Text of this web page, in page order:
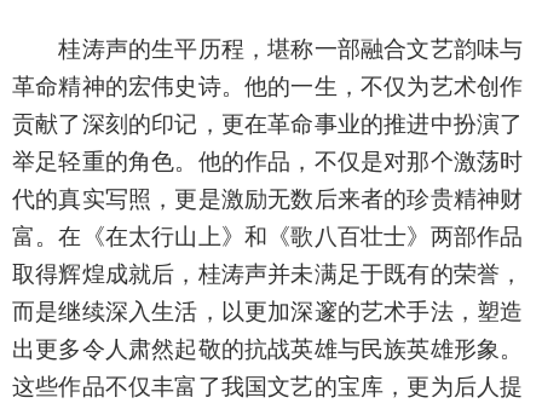
桂涛声的生平历程，堪称一部融合文艺韵味与
革命精神的宏伟史诗。他的一生，不仅为艺术创作
贡献了深刻的印记，更在革命事业的推进中扮演了
举足轻重的角色。他的作品，不仅是对那个激荡时
代的真实写照，更是激励无数后来者的珍贵精神财
富。在《在太行山上》和《歌八百壮士》两部作品
取得辉煌成就后，桂涛声并未满足于既有的荣誉，
而是继续深入生活，以更加深邃的艺术手法，塑造
出更多令人肃然起敬的抗战英雄与民族英雄形象。
这些作品不仅丰富了我国文艺的宝库，更为后人提